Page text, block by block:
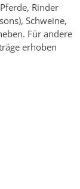
Rinder
Schweine,
Für andere
erhoben